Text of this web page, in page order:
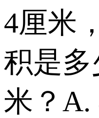
4厘米
积是
米？